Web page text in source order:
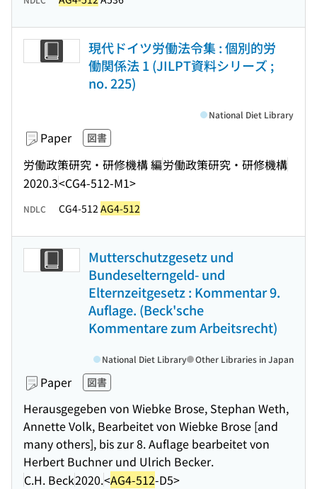
現代ドイツ労働法令集 : 個別的労
働関係法 1 (JILPT資料シリーズ ;
no. 225)
Paper 図書
労働政策研究・研修機構 編労働政策研究・研修機構
2020.3<CG4-512-M1>
National Diet Library
NDLC CG4-512 AG4-512
Mutterschutzgesetz und
Bundeselterngeld- und
Elternzeitgesetz : Kommentar 9.
Auflage. (Beck'sche
Kommentare zum Arbeitsrecht)
Paper 図書
Herausgegeben von Wiebke Brose, Stephan Weth,
Annette Volk, Bearbeitet von Wiebke Brose [and
many others], bis zur 8. Auflage bearbeitet von
Herbert Buchner und Ulrich Becker.
C.H. Beck2020.<AG4-512-D5>
National Diet Library Other Libraries in Japan